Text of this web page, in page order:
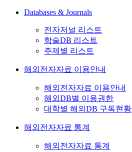
Databases & Journals
전자저널 리스트
학술DB 리스트
주제별 리스트
해외전자자료 이용안내
해외전자자료 이용안내
해외DB별 이용권한
대학별 해외DB 구독현황
해외전자자료 통계
해외전자자료 통계